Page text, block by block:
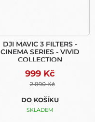
DJI MAVIC 3 FILTERS -
CINEMA SERIES - VIVID
COLLECTION
999 Kč
2 890 Kč
DO KOŠÍKU
SKLADEM